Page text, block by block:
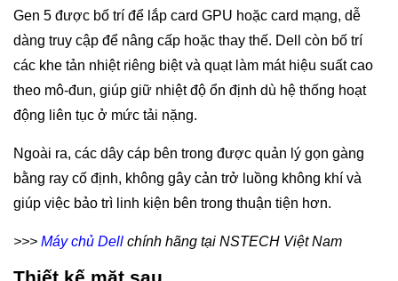
Gen 5 được bố trí để lắp card GPU hoặc card mạng, dễ
dàng truy cập để nâng cấp hoặc thay thế. Dell còn bố trí
các khe tản nhiệt riêng biệt và quạt làm mát hiệu suất cao
theo mô-đun, giúp giữ nhiệt độ ổn định dù hệ thống hoạt
động liên tục ở mức tải nặng.
Ngoài ra, các dây cáp bên trong được quản lý gọn gàng
bằng ray cố định, không gây cản trở luồng không khí và
giúp việc bảo trì linh kiện bên trong thuận tiện hơn.
>>> Máy chủ Dell chính hãng tại NSTECH Việt Nam